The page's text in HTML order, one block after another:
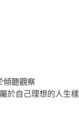
傾聽觀察
於自己理想的人生